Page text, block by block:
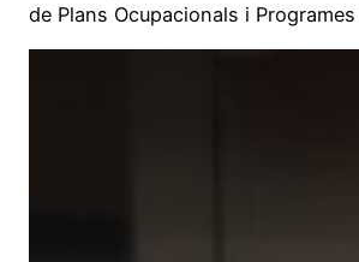
de Plans Ocupacionals i Programes